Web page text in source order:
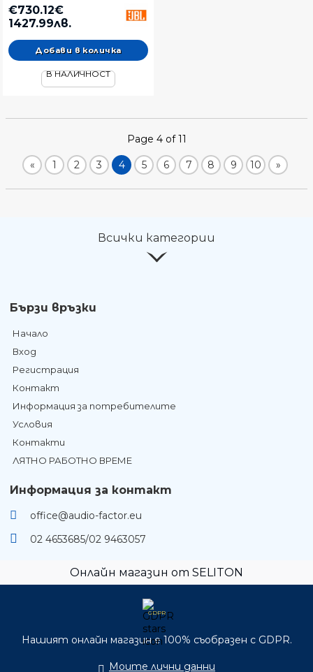
€730.12€
1427.99лв.
В НАЛИЧНОСТ
Page 4 of 11
« 1 2 3 4 5 6 7 8 9 10 »
Всички категории
Бързи връзки
Начало
Вход
Регистрация
Контакт
Информация за потребителите
Условия
Контакти
ЛЯТНО РАБОТНО ВРЕМЕ
Информация за контакт
office@audio-factor.eu
02 4653685/02 9463057
Онлайн магазин от SELITON
GDPR
Нашият онлайн магазин е 100% съобразен с GDPR.
Моите лични данни